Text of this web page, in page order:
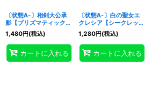
〔状態A-〕相剣大公承
影【プリズマティックシ
ークレット】{BODE-
JP042}《シンクロ》
1,480円(税込)
カートに入れる
〔状態A-〕白の聖女エ
クレシア【シークレッ
ト】{BODE-JP007}
《モンスター》
1,280円(税込)
カートに入れる